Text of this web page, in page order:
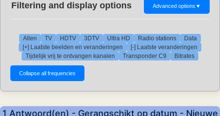
Filtering and display options Advanced options ▼
Allen TV HDTV 3DTV Ultra HD Radio stations
Data
[+] Laatste beelden en veranderingen
[-] Laatste veranderingen
Tijdelijk vrij te ontvangen kanalen
Transponder C9 Bitrates
1 Antwoord(en) - Gerangschikt op datum - Nieuwe